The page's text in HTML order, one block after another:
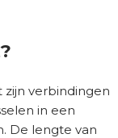
zijn verbindingen
in een
De lengte van